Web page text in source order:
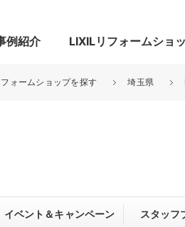
例紹介
玄関まわり
カースペース
LIXILリフォームショ
ォームショップを探す 埼玉県
イベント＆キャンペーン スタッフ